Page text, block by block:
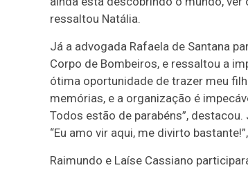
ressaltou Natália.
Já a advogada Rafaela de Santana
Corpo de Bombeiros, e ressaltou a
ótima oportunidade de trazer meu
memórias, e a organização é
Todos estão de parabéns”,
“Eu amo vir aqui, me divirto
Raimundo e Laíse Cassiano